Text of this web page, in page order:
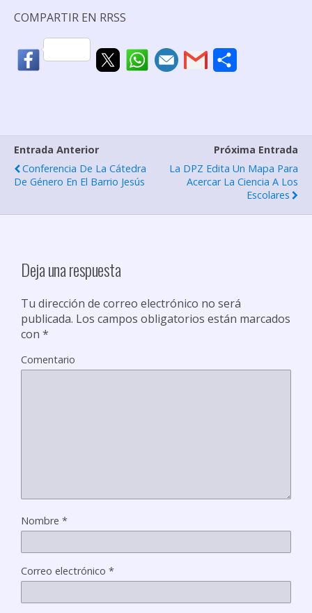
COMPARTIR EN RRSS
a
r
Entrada Anterior
Conferencia De La Cátedra
De Género En El Barrio Jesús
Próxima Entrada
La DPZ Edita Un Mapa Para
Acercar La Ciencia A Los
Escolares
Deja una respuesta
Tu dirección de correo electrónico no será
publicada. Los campos obligatorios están marcados
con *
Comentario
Nombre *
Correo electrónico *